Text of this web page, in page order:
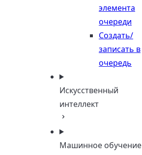
элемента
очереди
Создать/
записать в
очередь
Искусственный
интеллект
Машинное обучение